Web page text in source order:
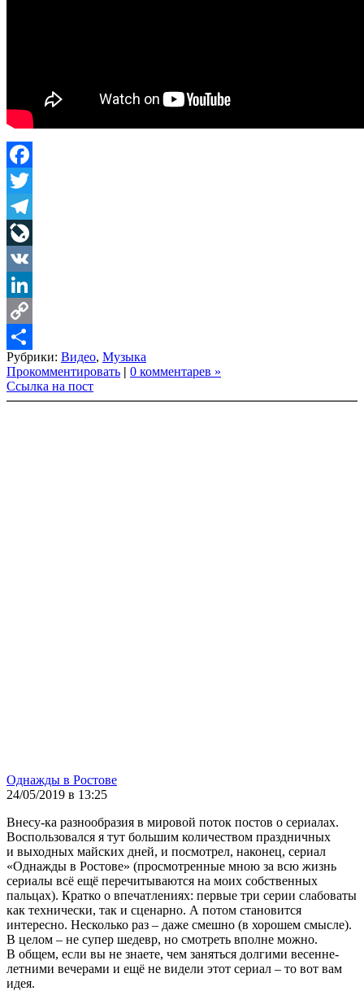
Facebook
Twitter
Telegram
LiveJournal
VK
LinkedIn
Copy
Link
Share
Рубрики: Видео, Музыка
Прокомментировать | 0 комментарев »
Ссылка на пост
Однажды в Ростове
24/05/2019 в 13:25
Внесу-ка разнообразия в мировой поток постов о сериалах.
Воспользовался я тут большим количеством праздничных
и выходных майских дней, и посмотрел, наконец, сериал
«Однажды в Ростове» (просмотренные мною за всю жизнь
сериалы всё ещё перечитываются на моих собственных
пальцах). Кратко о впечатлениях: первые три серии слабоваты
как технически, так и сценарно. А потом становится
интересно. Несколько раз – даже смешно (в хорошем смысле).
В целом – не супер шедевр, но смотреть вполне можно.
В общем, если вы не знаете, чем заняться долгими весенне-
летними вечерами и ещё не видели этот сериал – то вот вам
идея.